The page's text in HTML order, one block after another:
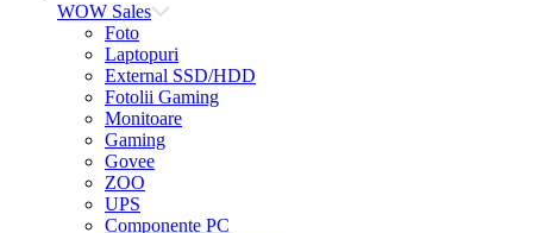
WOW Sales
Foto
Laptopuri
External SSD/HDD
Fotolii Gaming
Monitoare
Gaming
Govee
ZOO
UPS
Componente PC